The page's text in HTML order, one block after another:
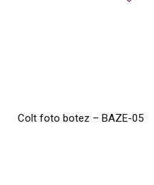
Colt foto botez – BAZE-05